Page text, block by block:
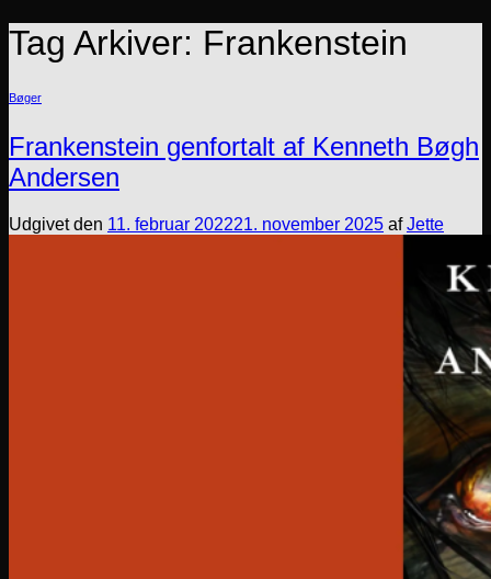
Tag Arkiver: Frankenstein
Bøger
Frankenstein genfortalt af Kenneth Bøgh
Andersen
Udgivet den 11. februar 202221. november 2025 afJette